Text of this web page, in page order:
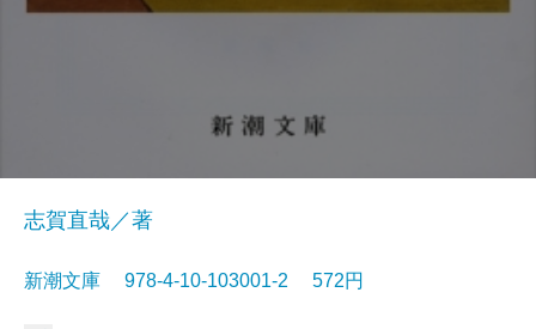
志賀直哉／著
新潮文庫 978-4-10-103001-2 572円